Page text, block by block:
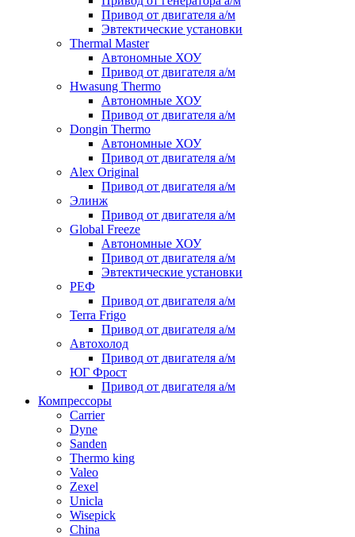
Привод от двигателя а/м
Эвтектические установки
Thermal Master
Автономные ХОУ
Привод от двигателя а/м
Hwasung Thermo
Автономные ХОУ
Привод от двигателя а/м
Dongin Thermo
Автономные ХОУ
Привод от двигателя а/м
Alex Original
Привод от двигателя а/м
Элинж
Привод от двигателя а/м
Global Freeze
Автономные ХОУ
Привод от двигателя а/м
Эвтектические установки
РЕФ
Привод от двигателя а/м
Terra Frigo
Привод от двигателя а/м
Автохолод
Привод от двигателя а/м
ЮГ Фрост
Привод от двигателя а/м
Компрессоры
Carrier
Dyne
Sanden
Thermo king
Valeo
Zexel
Unicla
Wisepick
China